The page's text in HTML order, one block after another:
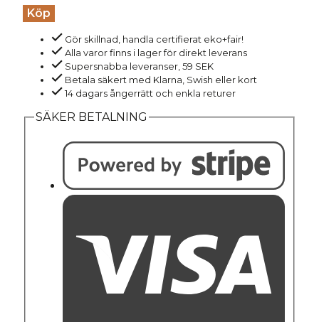
Bok:
Fashion
mängd
Köp
Gör skillnad, handla certifierat eko+fair!
Alla varor finns i lager för direkt leverans
Supersnabba leveranser, 59 SEK
Betala säkert med Klarna, Swish eller kort
14 dagars ångerrätt och enkla returer
SÄKER BETALNING